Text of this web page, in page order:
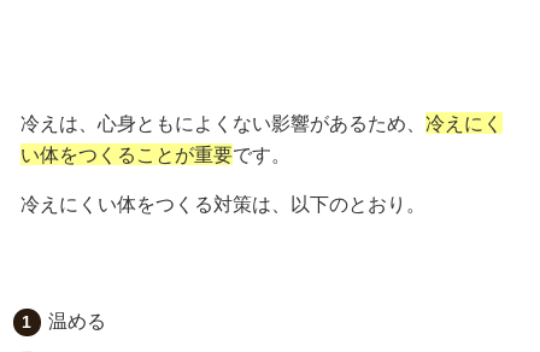
冷えは、心身ともによくない影響があるため、 冷えにく
い体をつくることが重要です。
冷えにくい体をつくる対策は、以下のとおり。
温める